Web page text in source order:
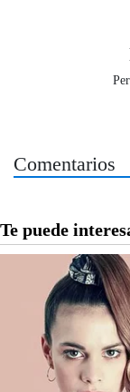
Comentarios